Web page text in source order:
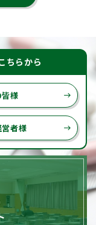
ちらから
様 east
者様 east